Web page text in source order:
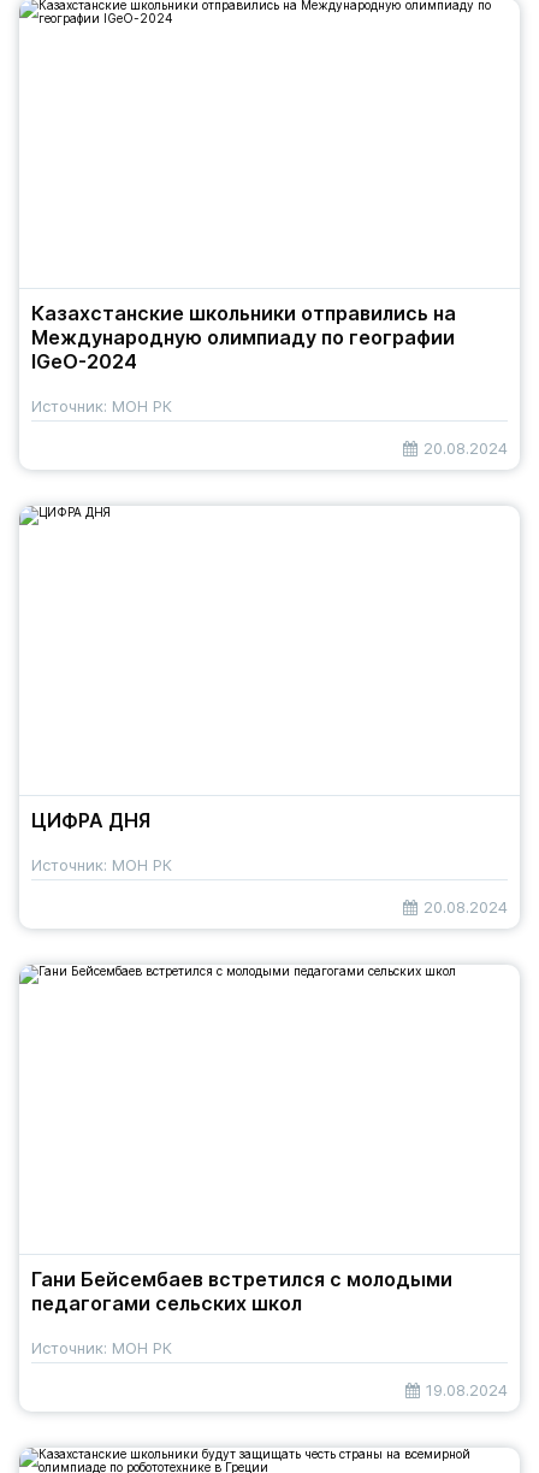
Казахстанские школьники отправились на
Международную олимпиаду по географии
IGeO-2024
Источник: МОН РК
20.08.2024
ЦИФРА ДНЯ
Источник: МОН РК
20.08.2024
Гани Бейсембаев встретился с молодыми
педагогами сельских школ
Источник: МОН РК
19.08.2024